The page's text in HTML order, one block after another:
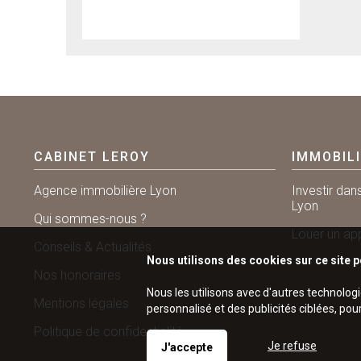
CABINET LEROY
Agence immobilière Lyon
Qui sommes-nous ?
Conseils & Actualités
Nos honoraires
Mentions légales
Politique de confidentialité
Investir
Lyon
Louer un
Nous utilisons des cookies sur ce site
Nous les utilisons avec d'autres
personnalisé et des publicités ciblées,
J'accepte Je refuse